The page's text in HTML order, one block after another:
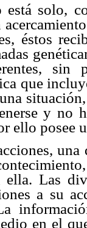
está solo,
éstos
sin
que
y no
ello posee
una
Las
a su
en el